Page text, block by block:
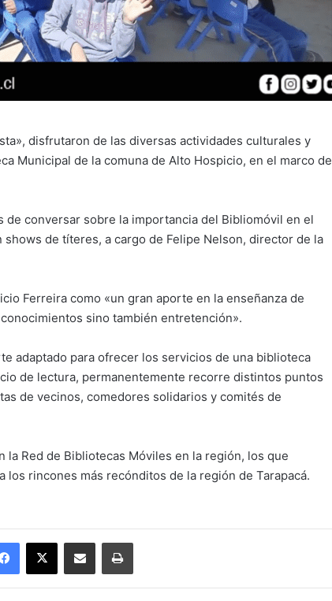
disfrutaron de las diversas actividades culturales y
Municipal de la comuna de Alto Hospicio, en el marco de
de conversar sobre la importancia del Bibliomóvil en el
de títeres, a cargo de Felipe Nelson, director de la
Ferreira como «un gran aporte en la enseñanza de
sino también entretención».
adaptado para ofrecer los servicios de una biblioteca
de lectura, permanentemente recorre distintos puntos
de vecinos, comedores solidarios y comités de
la Red de Bibliotecas Móviles en la región, los que
rincones más recónditos de la región de Tarapacá.
Facebook
X Enviar vía email Imprimir